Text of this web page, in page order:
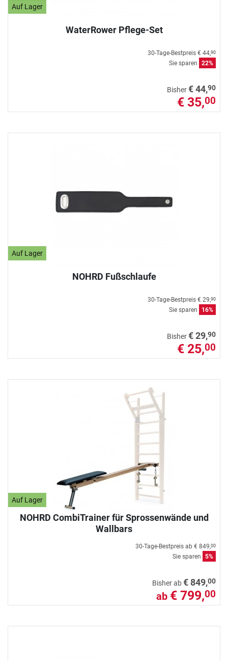
Auf Lager
WaterRower Pflege-Set
30-Tage-Bestpreis € 44,90
Sie sparen 22%
Bisher€ 44,90
€ 35,00
Auf Lager
NOHRD Fußschlaufe
30-Tage-Bestpreis € 29,90
Sie sparen 16%
Bisher€ 29,90
€ 25,00
Auf Lager
NOHRD CombiTrainer für Sprossenwände und
Wallbars
30-Tage-Bestpreis ab € 849,00
Sie sparen 5%
Bisher ab€ 849,00
ab € 799,00